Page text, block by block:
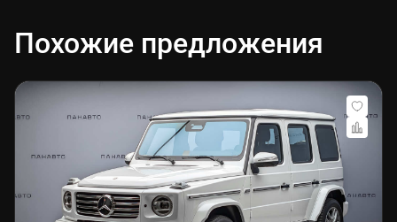
Похожие предложения